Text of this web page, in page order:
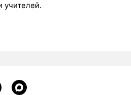
учителей.